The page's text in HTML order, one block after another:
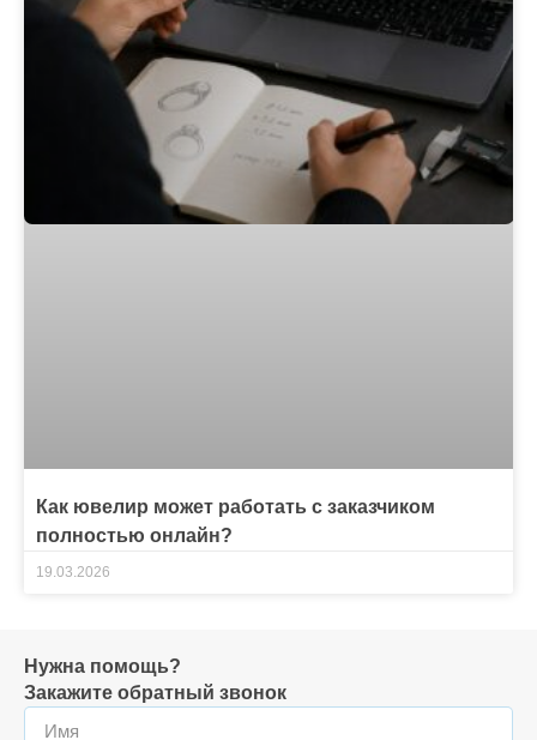
Как ювелир может работать с заказчиком
полностью онлайн?
19.03.2026
Нужна помощь?
Закажите обратный звонок